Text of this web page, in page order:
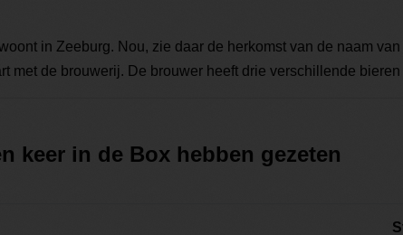
in Zeeburg. Nou, zie daar de herkomst van de naam
met de brouwerij. De brouwer heeft drie verschillende bieren
keer in de Box hebben gezeten